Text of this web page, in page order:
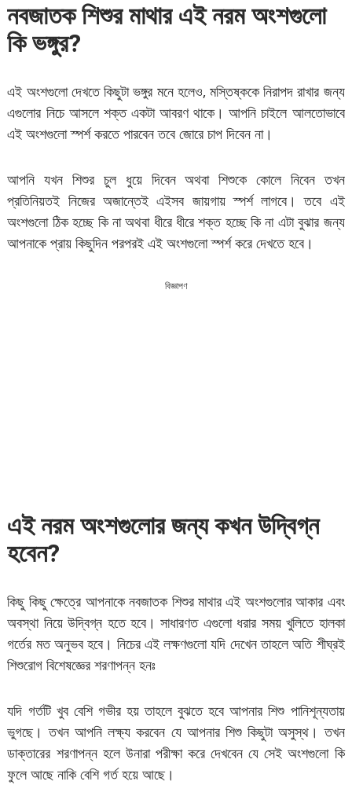
নবজাতক শিশুর মাথার এই নরম অংশগুলো
কি ভঙ্গুর?
এই অংশগুলো দেখতে কিছুটা ভঙ্গুর মনে হলেও, মস্তিষ্ককে নিরাপদ রাখার জন্য
এগুলোর নিচে আসলে শক্ত একটা আবরণ থাকে। আপনি চাইলে আলতোভাবে
এই অংশগুলো স্পর্শ করতে পারবেন তবে জোরে চাপ দিবেন না।
আপনি যখন শিশুর চুল ধুয়ে দিবেন অথবা শিশুকে কোলে নিবেন তখন
প্রতিনিয়তই নিজের অজান্তেই এইসব জায়গায় স্পর্শ লাগবে। তবে এই
অংশগুলো ঠিক হচ্ছে কি না অথবা ধীরে ধীরে শক্ত হচ্ছে কি না এটা বুঝার জন্য
আপনাকে প্রায় কিছুদিন পরপরই এই অংশগুলো স্পর্শ করে দেখতে হবে।
বিজ্ঞাপণ
এই নরম অংশগুলোর জন্য কখন উদ্বিগ্ন
হবেন?
কিছু কিছু ক্ষেত্রে আপনাকে নবজাতক শিশুর মাথার এই অংশগুলোর আকার এবং
অবস্থা নিয়ে উদ্বিগ্ন হতে হবে। সাধারণত এগুলো ধরার সময় খুলিতে হালকা
গর্তের মত অনুভব হবে। নিচের এই লক্ষণগুলো যদি দেখেন তাহলে অতি শীঘ্রই
শিশুরোগ বিশেষজ্ঞের শরণাপন্ন হনঃ
যদি গর্তটি খুব বেশি গভীর হয় তাহলে বুঝতে হবে আপনার শিশু পানিশূন্যতায়
ভুগছে। তখন আপনি লক্ষ্য করবেন যে আপনার শিশু কিছুটা অসুস্থ। তখন
ডাক্তারের শরণাপন্ন হলে উনারা পরীক্ষা করে দেখবেন যে সেই অংশগুলো কি
ফুলে আছে নাকি বেশি গর্ত হয়ে আছে।